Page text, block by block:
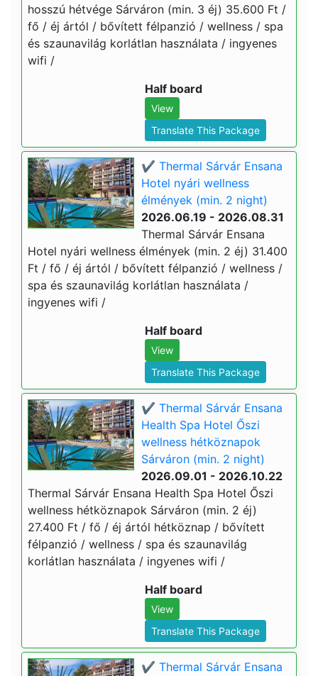
hosszú hétvége Sárváron (min. 3 éj) 35.600 Ft /
fő / éj ártól / bővített félpanzió / wellness / spa
és szaunavilág korlátlan használata / ingyenes
wifi /
Half board
View
Translate This Package
✔️ Thermal Sárvár Ensana
Hotel nyári wellness
élmények (min. 2 night)
2026.06.19 - 2026.08.31
Thermal Sárvár Ensana
Hotel nyári wellness élmények (min. 2 éj) 31.400
Ft / fő / éj ártól / bővített félpanzió / wellness /
spa és szaunavilág korlátlan használata /
ingyenes wifi /
Half board
View
Translate This Package
✔️ Thermal Sárvár Ensana
Health Spa Hotel Őszi
wellness hétköznapok
Sárváron (min. 2 night)
2026.09.01 - 2026.10.22
Thermal Sárvár Ensana Health Spa Hotel Őszi
wellness hétköznapok Sárváron (min. 2 éj)
27.400 Ft / fő / éj ártól hétköznap / bővített
félpanzió / wellness / spa és szaunavilág
korlátlan használata / ingyenes wifi /
Half board
View
Translate This Package
✔️ Thermal Sárvár Ensana